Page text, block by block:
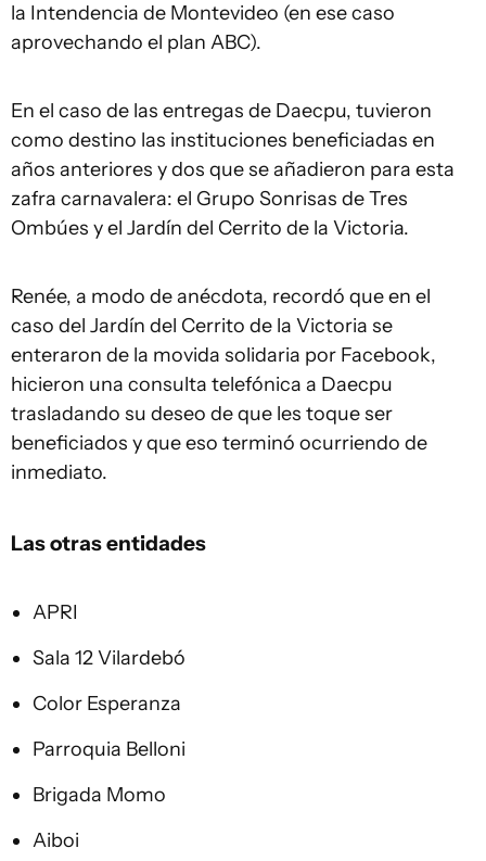
la Intendencia de Montevideo (en ese caso
aprovechando el plan ABC).
En el caso de las entregas de Daecpu, tuvieron
como destino las instituciones beneficiadas en
años anteriores y dos que se añadieron para esta
zafra carnavalera: el Grupo Sonrisas de Tres
Ombúes y el Jardín del Cerrito de la Victoria.
Renée, a modo de anécdota, recordó que en el
caso del Jardín del Cerrito de la Victoria se
enteraron de la movida solidaria por Facebook,
hicieron una consulta telefónica a Daecpu
trasladando su deseo de que les toque ser
beneficiados y que eso terminó ocurriendo de
inmediato.
Las otras entidades
APRI
Sala 12 Vilardebó
Color Esperanza
Parroquia Belloni
Brigada Momo
Aiboi